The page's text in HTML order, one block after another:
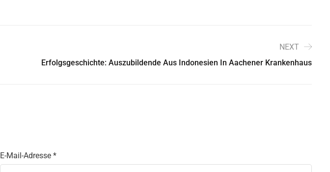
NEXT
Erfolgsgeschichte: Auszubildende Aus Indonesien In Aachener Krankenhaus
E-Mail-Adresse *